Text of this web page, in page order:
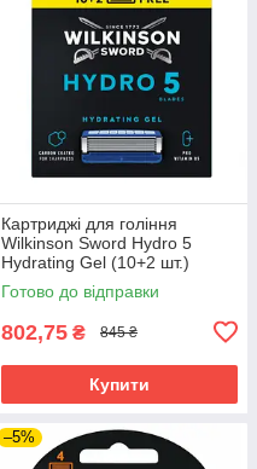
Картриджі для гоління
Wilkinson Sword Hydro 5
Hydrating Gel (10+2 шт.)
02724
Готово до відправки
802,75 ₴ 845 ₴
Купити
–5%